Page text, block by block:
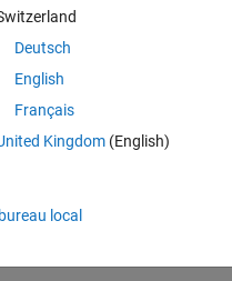
all numbers from 0 until
everything from 4060 up until
Ouvrir dans MATLAB Online
Deutsch
English
Français
Kingdom(English)
local